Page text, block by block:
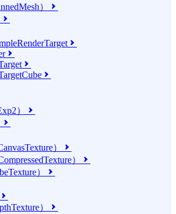
） 





） 

）

） 
） 

） 